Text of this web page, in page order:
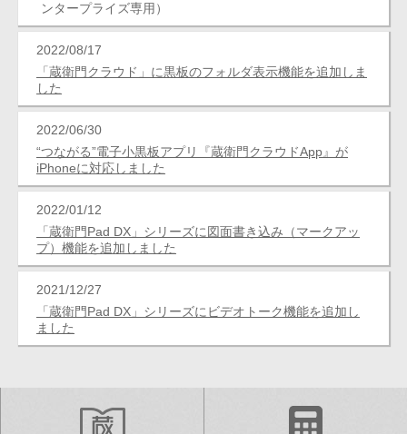
ンタープライズ専用）
2022/08/17
「蔵衛門クラウド」に黒板のフォルダ表示機能を追加しま
した
2022/06/30
“つながる”電子小黒板アプリ『蔵衛門クラウドApp』が
iPhoneに対応しました
2022/01/12
「蔵衛門Pad DX」シリーズに図面書き込み（マークアッ
プ）機能を追加しました
2021/12/27
「蔵衛門Pad DX」シリーズにビデオトーク機能を追加し
ました